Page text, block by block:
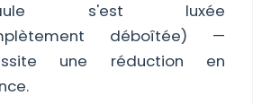
s'est luxée
déboîtée) —
une réduction en